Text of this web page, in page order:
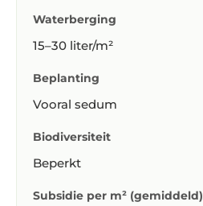
Waterberging
15–30 liter/m²
Beplanting
Vooral sedum
Biodiversiteit
Beperkt
Subsidie per m² (gemiddeld)